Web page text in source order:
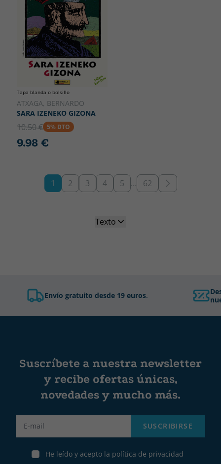
Tapa blanda o bolsillo
ATXAGA, BERNARDO
SARA IZENEKO GIZONA
10.50 € 5% DTO
9.98 €
1 2 3 4 5 … 62
Texto
Envío gratuito desde 19 euros.
Suscríbete a nuestra newsletter
y recibe ofertas únicas,
novedades y mucho más.
SUSCRIBIRSE
He leído y acepto la política de privacidad